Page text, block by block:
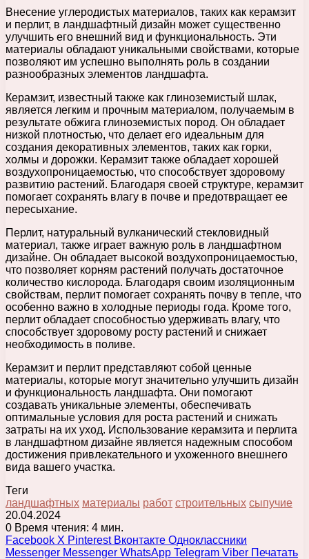
Внесение углеродистых материалов, таких как керамзит
и перлит, в ландшафтный дизайн может существенно
улучшить его внешний вид и функциональность. Эти
материалы обладают уникальными свойствами, которые
позволяют им успешно выполнять роль в создании
разнообразных элементов ландшафта.
Керамзит, известный также как глиноземистый шлак,
является легким и прочным материалом, получаемым в
результате обжига глиноземистых пород. Он обладает
низкой плотностью, что делает его идеальным для
создания декоративных элементов, таких как горки,
холмы и дорожки. Керамзит также обладает хорошей
воздухопроницаемостью, что способствует здоровому
развитию растений. Благодаря своей структуре, керамзит
помогает сохранять влагу в почве и предотвращает ее
пересыхание.
Перлит, натуральный вулканический стекловидный
материал, также играет важную роль в ландшафтном
дизайне. Он обладает высокой воздухопроницаемостью,
что позволяет корням растений получать достаточное
количество кислорода. Благодаря своим изоляционным
свойствам, перлит помогает сохранять почву в тепле, что
особенно важно в холодные периоды года. Кроме того,
перлит обладает способностью удерживать влагу, что
способствует здоровому росту растений и снижает
необходимость в поливе.
Керамзит и перлит представляют собой ценные
материалы, которые могут значительно улучшить дизайн
и функциональность ландшафта. Они помогают
создавать уникальные элементы, обеспечивать
оптимальные условия для роста растений и снижать
затраты на их уход. Использование керамзита и перлита
в ландшафтном дизайне является надежным способом
достижения привлекательного и ухоженного внешнего
вида вашего участка.
Теги
ландшафтных материалы работ строительных сыпучие
20.04.2024
0 Время чтения: 4 мин.
Facebook X Pinterest Вконтакте Одноклассники
Messenger Messenger WhatsApp Telegram Viber Печатать